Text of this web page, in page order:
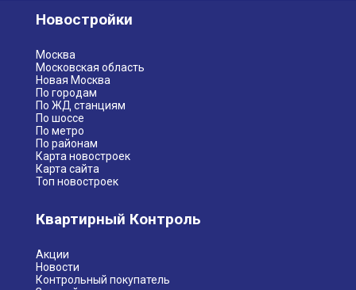
Новостройки
Москва
Московская область
Новая Москва
По городам
По ЖД станциям
По шоссе
По метро
По районам
Карта новостроек
Карта сайта
Топ новостроек
Квартирный Контроль
Акции
Новости
Контрольный покупатель